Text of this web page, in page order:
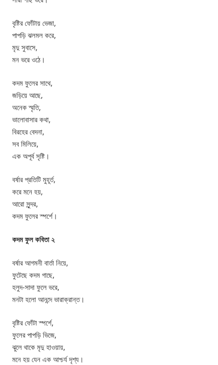
বৃষ্টির ফোঁটায় ভেজা,
পাপড়ি ঝলমল করে,
মৃদু সুবাসে,
মন ভরে ওঠে।
কদম ফুলের সাথে,
জড়িয়ে আছে,
অনেক স্মৃতি,
ভালোবাসার কথা,
বিরহের বেদনা,
সব মিলিয়ে,
এক অপূর্ব সৃষ্টি।
বর্ষার প্রতিটি মুহূর্ত,
করে মনে হয়,
আরো সুন্দর,
কদম ফুলের স্পর্শে।
কদম ফুল কবিতা ২
বর্ষার আগমনী বার্তা নিয়ে,
ফুটেছে কদম গাছে,
হলুদ-সাদা ফুলে ভরে,
মনটা হলো আনন্দে ভারাক্রান্ত।
বৃষ্টির ফোঁটা স্পর্শে,
ফুলের পাপড়ি ভিজে,
ঝুলে থাকে মৃদু হাওয়ায়,
মনে হয় যেন এক আশ্চর্য দৃশ্য।